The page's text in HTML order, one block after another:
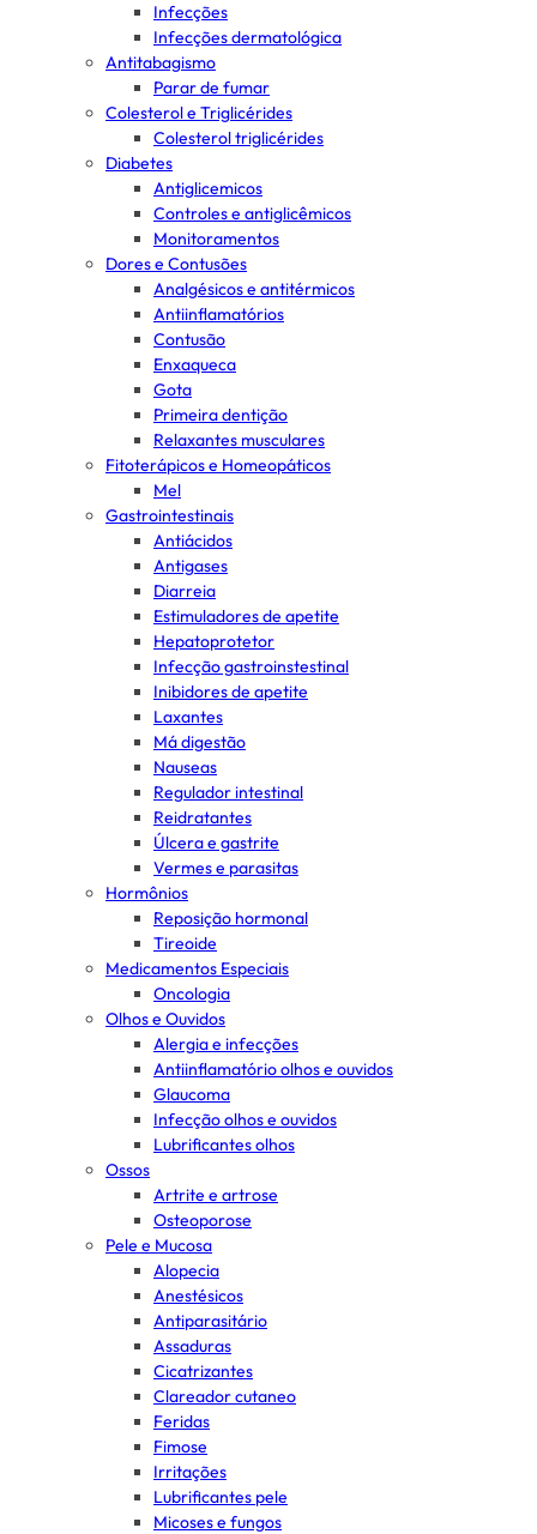
Infecções
Infecções dermatológica
Antitabagismo
Parar de fumar
Colesterol e Triglicérides
Colesterol triglicérides
Diabetes
Antiglicemicos
Controles e antiglicêmicos
Monitoramentos
Dores e Contusões
Analgésicos e antitérmicos
Antiinflamatórios
Contusão
Enxaqueca
Gota
Primeira dentição
Relaxantes musculares
Fitoterápicos e Homeopáticos
Mel
Gastrointestinais
Antiácidos
Antigases
Diarreia
Estimuladores de apetite
Hepatoprotetor
Infecção gastroinstestinal
Inibidores de apetite
Laxantes
Má digestão
Nauseas
Regulador intestinal
Reidratantes
Úlcera e gastrite
Vermes e parasitas
Hormônios
Reposição hormonal
Tireoide
Medicamentos Especiais
Oncologia
Olhos e Ouvidos
Alergia e infecções
Antiinflamatório olhos e ouvidos
Glaucoma
Infecção olhos e ouvidos
Lubrificantes olhos
Ossos
Artrite e artrose
Osteoporose
Pele e Mucosa
Alopecia
Anestésicos
Antiparasitário
Assaduras
Cicatrizantes
Clareador cutaneo
Feridas
Fimose
Irritações
Lubrificantes pele
Micoses e fungos